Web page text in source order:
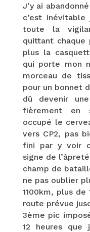
J’y ai
c’est
toute la
quittant chaque
plus la
qui porte mon
morceau de
pour un bonnet
dû devenir
fièrement en
occupé le
vers CP2, pas
fini par y voir
signe de
champ de
ne pas oublier
1100km, plus de
route prévue
3ème pic
12 heures que